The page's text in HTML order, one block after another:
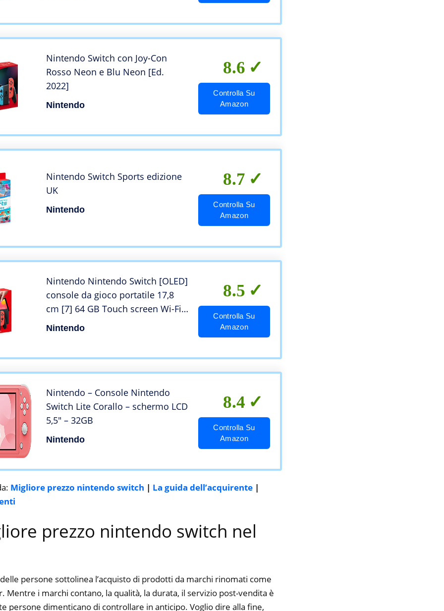
Nintendo Switch con Joy-Con
Rosso Neon e Blu Neon [Ed.
2022]
Nintendo
8.6
Controlla Su
Amazon
Nintendo Switch Sports edizione
UK
Nintendo
8.7
Controlla Su
Amazon
Nintendo Nintendo Switch [OLED]
console da gioco portatile 17,8
cm [7] 64 GB Touch screen Wi-Fi
Bl ==6note333-92 02/04/20220,89
Nintendo
8.5
Controlla Su
Amazon
Nintendo – Console Nintendo
Switch Lite Corallo – schermo LCD
5,5″ – 32GB
Nintendo
8.4
Controlla Su
Amazon
Migliore prezzo nintendo switch | La guida dell’acquirente |
prezzo nintendo switch nel
persone sottolinea l’acquisto di prodotti da marchi rinomati come
Mentre i marchi contano, la qualità, la durata, il servizio post-vendita è
persone dimenticano di controllare in anticipo. Voglio dire alla fine,